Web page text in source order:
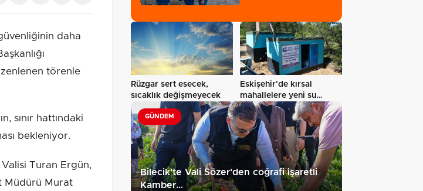
daha
törenle
sınır hattındaki
bekleniyor.
Turan Ergün,
Müdürü Murat
Rüzgar sert esecek,
sıcaklık değişmeyecek
Eskişehir'de kırsal
mahallelere yeni su
depoları
GÜNDEM
Bilecik'te Vali Sözer'den coğrafi işaretli
Kamber…